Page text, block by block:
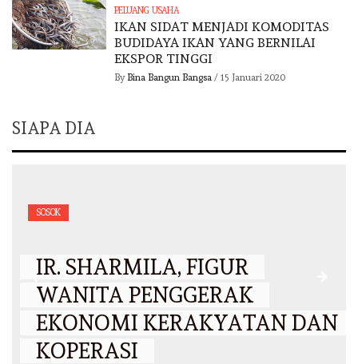
PELUANG USAHA
IKAN SIDAT MENJADI KOMODITAS
BUDIDAYA IKAN YANG BERNILAI
EKSPOR TINGGI
By Bina Bangun Bangsa / 15 Januari 2020
SIAPA DIA
SOSOK
IR. SHARMILA, FIGUR
WANITA PENGGERAK
EKONOMI KERAKYATAN DAN
KOPERASI